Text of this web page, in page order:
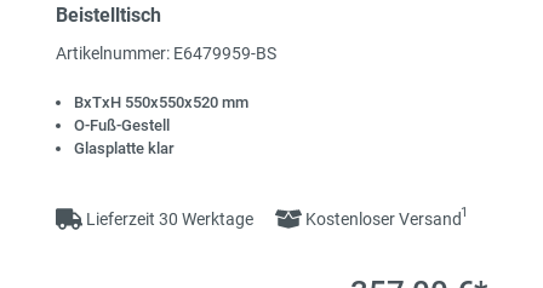
Beistelltisch
Artikelnummer: E6479959-BS
BxTxH 550x550x520 mm
O-Fuß-Gestell
Glasplatte klar
Lieferzeit 30 Werktage Kostenloser Versand1